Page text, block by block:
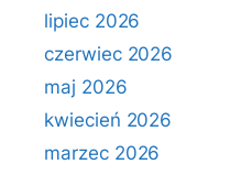
lipiec 2026
czerwiec 2026
maj 2026
kwiecień 2026
marzec 2026